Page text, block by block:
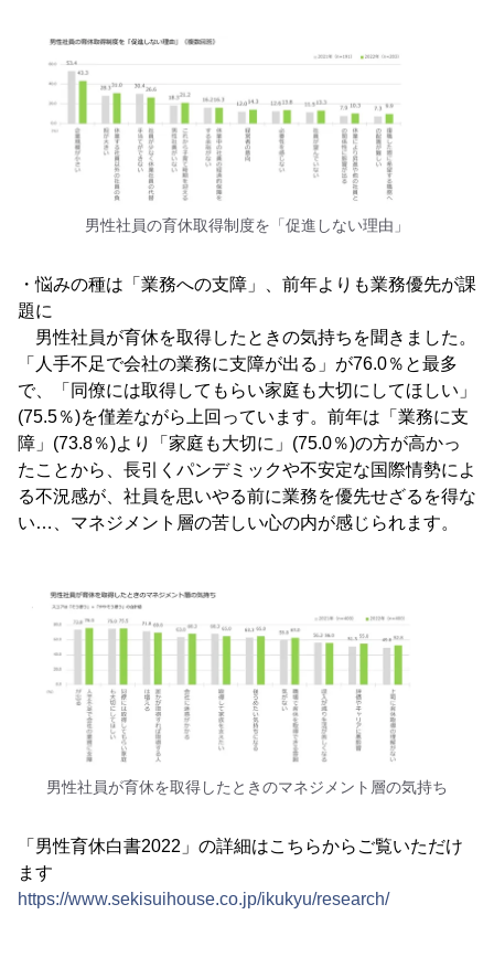
男性社員の育休取得制度を「促進しない理由」
・悩みの種は「業務への支障」、前年よりも業務優先が課
題に
男性社員が育休を取得したときの気持ちを聞きました。
「人手不足で会社の業務に支障が出る」が76.0％と最多
で、「同僚には取得してもらい家庭も大切にしてほしい」
(75.5％)を僅差ながら上回っています。前年は「業務に支
障」(73.8％)より「家庭も大切に」(75.0％)の方が高かっ
たことから、長引くパンデミックや不安定な国際情勢によ
る不況感が、社員を思いやる前に業務を優先せざるを得な
い…、マネジメント層の苦しい心の内が感じられます。
男性社員が育休を取得したときのマネジメント層の気持ち
「男性育休白書2022」の詳細はこちらからご覧いただけ
ます
https://www.sekisuihouse.co.jp/ikukyu/research/